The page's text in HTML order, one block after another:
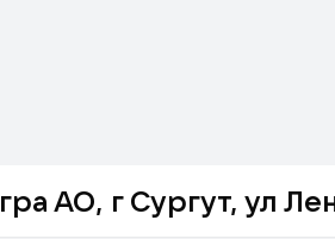
АО, г Сургут, ул